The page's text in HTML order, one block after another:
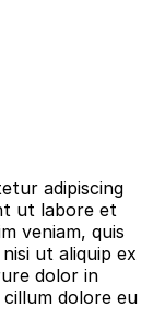
adipiscing
ut labore et
veniam, quis
ut aliquip ex
dolor in
dolore eu